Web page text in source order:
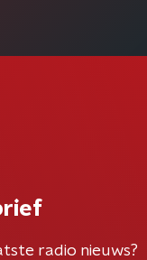
radio nieuws?